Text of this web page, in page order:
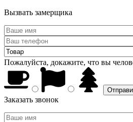
Вызвать замерщика
Пожалуйста, докажите, что вы
Заказать звонок